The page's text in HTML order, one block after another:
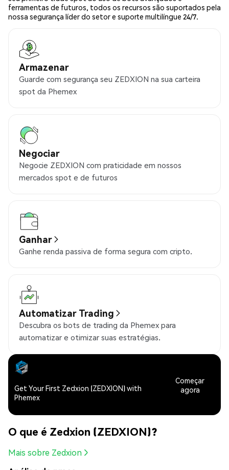
ferramentas de futuros, todos os recursos são suportados pela
nossa segurança líder do setor e suporte multilíngue 24/7.
Armazenar
Guarde com segurança seu ZEDXION na sua carteira
spot da Phemex
Negociar
Negocie ZEDXION com praticidade em nossos
mercados spot e de futuros
Ganhar
Ganhe renda passiva de forma segura com cripto.
Automatizar Trading
Descubra os bots de trading da Phemex para
automatizar e otimizar suas estratégias.
Get Your First Zedxion (ZEDXION) with
Phemex
Começar
agora
O que é Zedxion (ZEDXION)?
Mais sobre Zedxion